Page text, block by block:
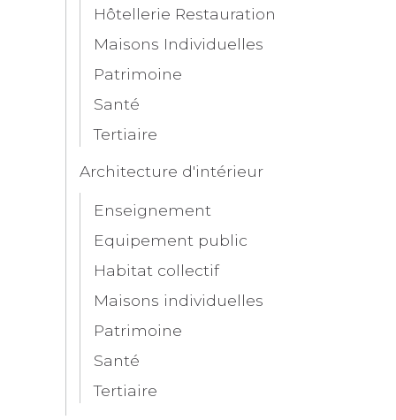
Hôtellerie Restauration
Maisons Individuelles
Patrimoine
Santé
Tertiaire
Architecture d'intérieur
Enseignement
Equipement public
Habitat collectif
Maisons individuelles
Patrimoine
Santé
Tertiaire